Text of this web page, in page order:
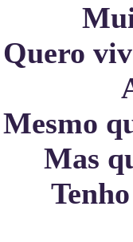
Quero
Mesmo
Mas